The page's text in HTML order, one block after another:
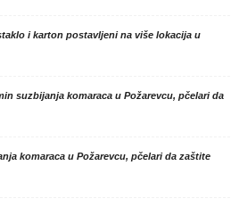
i karton postavljeni na više lokacija u
suzbijanja komaraca u Požarevcu, pčelari da
komaraca u Požarevcu, pčelari da zaštite